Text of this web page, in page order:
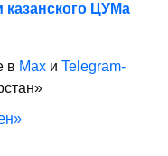
казанского ЦУМа
в Max и Telegram-